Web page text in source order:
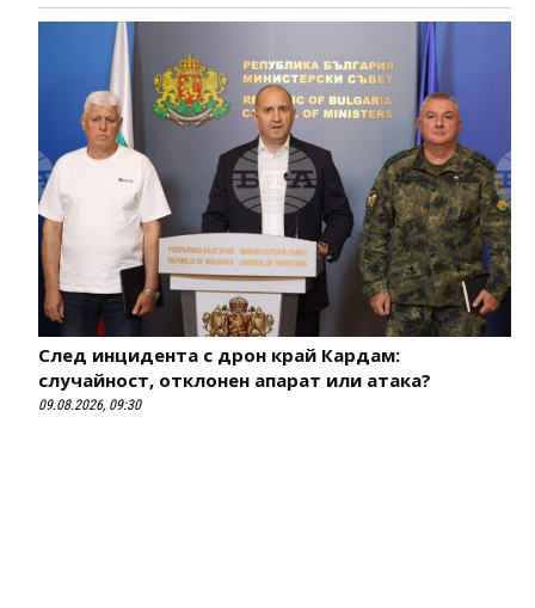
След инцидента с дрон край Кардам:
случайност, отклонен апарат или атака?
09.08.2026, 09:30